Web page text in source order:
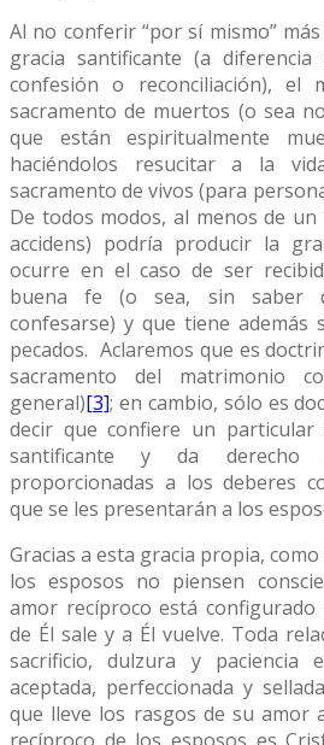
Al no conferir “por sí mismo”
gracia santificante (a
confesión o reconciliación), el
sacramento de muertos (o sea
que están espiritualmente
haciéndolos resucitar a la
sacramento de vivos (para
De todos modos, al menos de un
accidens) podría producir la
ocurre en el caso de ser
buena fe (o sea, sin saber
confesarse) y que tiene además
pecados. Aclaremos que es
sacramento del matrimonio
general)[3]; en cambio, sólo es
decir que confiere un
santificante y da derecho
proporcionadas a los deberes
que se les presentarán a los
Gracias a esta gracia propia, como
los esposos no piensen
amor recíproco está
de Él sale y a Él vuelve. Toda
sacrificio, dulzura y paciencia
aceptada, perfeccionada y
que lleve los rasgos de su amor